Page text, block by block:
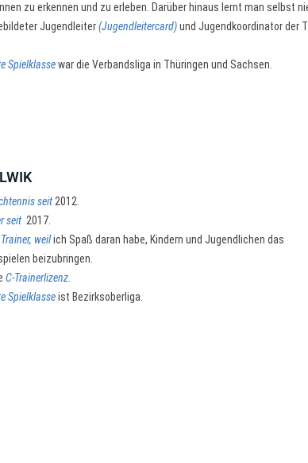
zu erkennen und zu erleben. Darüber hinaus lernt man selbst
Jugendleiter(Jugendleitercard)und Jugendkoordinator der
Spielklassewar die Verbandsliga in Thüringen und Sachsen.
seit2012.
seit2017.
weilich Spaß daran habe, Kindern und Jugendlichen das
beizubringen.
C-Trainerlizenz.
Spielklasseist Bezirksoberliga.